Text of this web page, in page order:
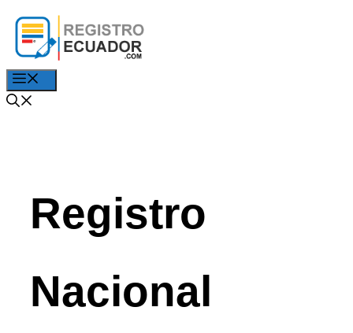
Saltar
contenido
Registro
Nacional